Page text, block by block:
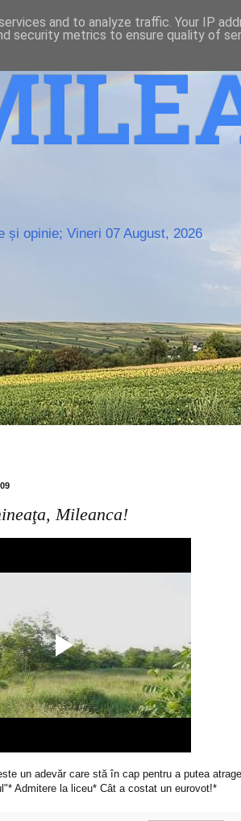
și opinie; Vineri 07 August, 2026
Mileanca!
un adevăr care stă în cap pentru a putea
Admitere la liceu* Cât a costat un eurovot!*
and to analyze traffic. Your IP
security metrics to ensure quality of